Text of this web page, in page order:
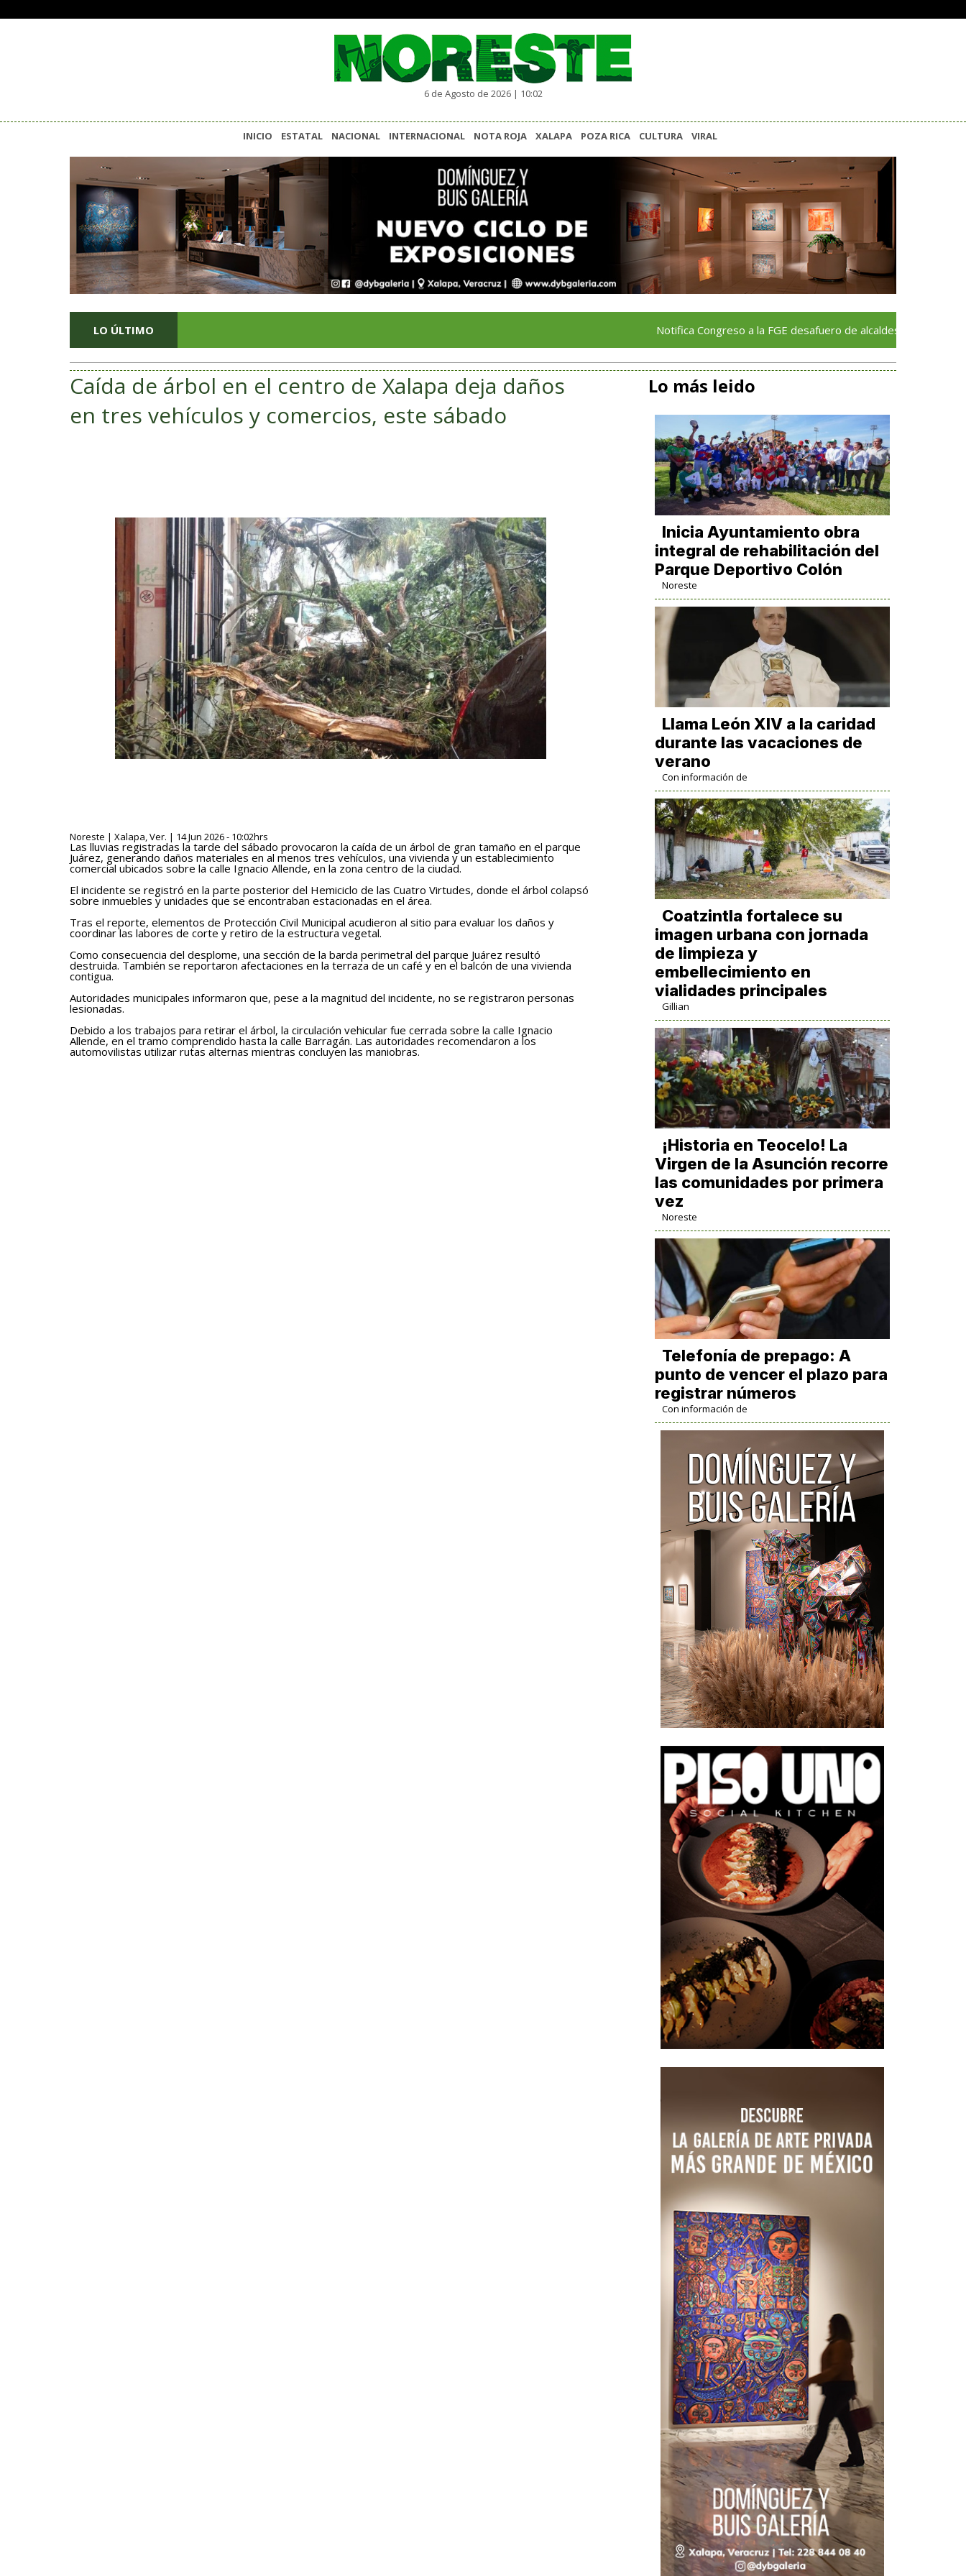
6 de Agosto de 2026 | 10:02
INICIO ESTATAL NACIONAL INTERNACIONAL NOTA ROJA XALAPA POZA RICA CULTURA VIRAL
LO ÚLTIMO Notifica Congreso a la FGE desafuero de alcaldes de Ixhuatlán y Úrsulo
​Caída de árbol en el centro de Xalapa deja daños
en tres vehículos y comercios, este sábado
Noreste | Xalapa, Ver. | 14 Jun 2026 - 10:02hrs
Las lluvias registradas la tarde del sábado provocaron la caída de un árbol de gran tamaño en el parque
Juárez, generando daños materiales en al menos tres vehículos, una vivienda y un establecimiento
comercial ubicados sobre la calle Ignacio Allende, en la zona centro de la ciudad.
El incidente se registró en la parte posterior del Hemiciclo de las Cuatro Virtudes, donde el árbol colapsó
sobre inmuebles y unidades que se encontraban estacionadas en el área.
Tras el reporte, elementos de Protección Civil Municipal acudieron al sitio para evaluar los daños y
coordinar las labores de corte y retiro de la estructura vegetal.
Como consecuencia del desplome, una sección de la barda perimetral del parque Juárez resultó
destruida. También se reportaron afectaciones en la terraza de un café y en el balcón de una vivienda
contigua.
Autoridades municipales informaron que, pese a la magnitud del incidente, no se registraron personas
lesionadas.
Debido a los trabajos para retirar el árbol, la circulación vehicular fue cerrada sobre la calle Ignacio
Allende, en el tramo comprendido hasta la calle Barragán. Las autoridades recomendaron a los
automovilistas utilizar rutas alternas mientras concluyen las maniobras.
Lo más leido
Inicia Ayuntamiento obra
integral de rehabilitación del
Parque Deportivo Colón
Noreste
Llama León XIV a la caridad
durante las vacaciones de
verano
Con información de
Coatzintla fortalece su
imagen urbana con jornada
de limpieza y
embellecimiento en
vialidades principales
Gillian
​¡Historia en Teocelo! La
Virgen de la Asunción recorre
las comunidades por primera
vez
Noreste
Telefonía de prepago: A
punto de vencer el plazo para
registrar números
Con información de